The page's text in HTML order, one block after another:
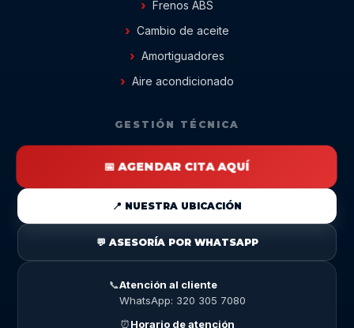
Frenos ABS
Cambio de aceite
Amortiguadores
Aire acondicionado
GESTIÓN TÉCNICA
📅 AGENDAR CITA AQUÍ
📍 NUESTRA UBICACIÓN
💬 ASESORÍA POR WHATSAPP
📞Atención al cliente
WhatsApp: 320 305 7080
⏰Horario de atención